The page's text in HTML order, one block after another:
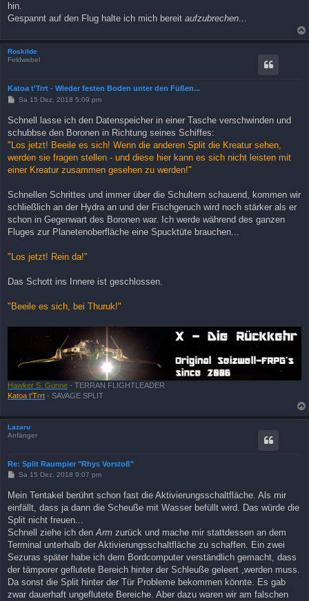
hin.
Gespannt auf den Flug halte ich mich bereit aufzubrechen...
Roskilde
Feldwebel
Katoa t'Trrt - Wieder festen Boden unter den Füßen...
B
t
r
g
Sa 15 Dez, 2018 5:09 pm
Schnell lasse ich den Datenspeicher in einer Tasche verschwinden und
schubbse den Boronen in Richtung seines Schiffes:
"Los jetzt! Beeile es sich! Wenn die anderen Split die Kreatur sehen,
werden sie fragen stellen - und diese hier kann es sich nicht leisten mit
einer Kreatur zusammen gesehen zu werden!"
Schnellen Schrittes und immer über die Schultern schauend, kommen wir
schließlich an der Hydra an und der Fischgeruch wird noch stärker als er
schon in Gegenwart des Boronen war. Ich werde während des ganzen
Fluges zur Planetenoberfläche eine Spucktüte brauchen...
"Los jetzt! Rein da!"
Das Schott ins Innere ist geschlossen.
"Beeile es sich, bei Thuruk!"
Hawker S. Gunne - TERRAN FLIGHTLEADER
Katoa t'Trrt - SAVAGE SPLIT
Lazaru
Anfänger
Re: Split Raumpier "Rhys Vorstoß"
B
t
r
a
g
Sa 15 Dez, 2018 9:07 pm
Mein Tentakel berührt schon fast die Aktivierungsschaltfläche. Als mir
einfällt, dass ja dann die Scheuße mit Wasser befüllt wird. Das würde die
Split nicht freuen...
Schnell ziehe ich denArm zurück und mache mir stattdessen an dem
Terminal unterhalb der Aktivierungsschaltfläche zu schaffen. Ein zwei
Sezuras später habe ich dem Bordcomputer verständlich gemacht, dass
der tämporer geflutete Bereich hinter der Schleuße geleert ,werden muss.
Da sonst die Split hinter der Tür Probleme bekommen könnte. Es gab
zwar dauerhaft ungeflutete Bereiche. Aber dazu waren wir am falschen